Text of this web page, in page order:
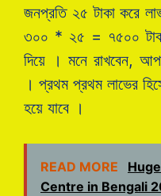
জনপ্রতি ২৫ টাকা করে
৩০০ * ২৫ = ৭৫০০
দিয়ে । মনে রাখবেন,
। প্রথম প্রথম লাভের
হয়ে যাবে ।
READ MORE
Centre in Bengali